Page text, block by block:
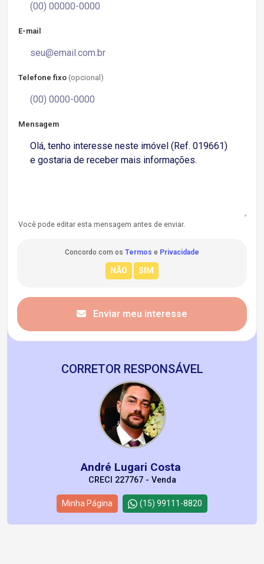
E-mail
Telefone fixo (opcional)
Mensagem
Você pode editar esta mensagem antes de enviar.
Concordo com os Termos e Privacidade
Enviar meu interesse
CORRETOR RESPONSÁVEL
André Lugari Costa
CRECI 227767 - Venda
Minha Página (15) 99111-8820